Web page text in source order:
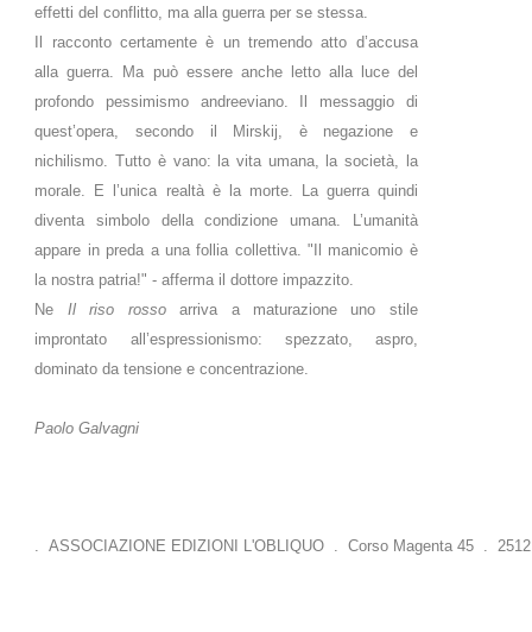
effetti del conflitto, ma alla guerra per se stessa.
Il racconto certamente è un tremendo atto d’accusa
alla guerra. Ma può essere anche letto alla luce del
profondo pessimismo andreeviano. Il messaggio di
quest’opera, secondo il Mirskij, è negazione e
nichilismo. Tutto è vano: la vita umana, la società, la
morale. E l’unica realtà è la morte. La guerra quindi
diventa simbolo della condizione umana. L’umanità
appare in preda a una follia collettiva. "Il manicomio è
la nostra patria!" - afferma il dottore impazzito.
Ne Il riso rossoarriva a maturazione uno stile
improntato all’espressionismo: spezzato, aspro,
dominato da tensione e concentrazione.
Paolo Galvagni
. ASSOCIAZIONE EDIZIONI L'OBLIQUO . Corso Magenta 45 .